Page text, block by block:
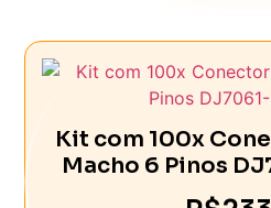
Kit com 100x
Macho 6 Pinos